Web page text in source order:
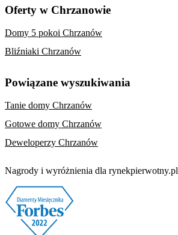
Oferty w Chrzanowie
Domy 5 pokoi Chrzanów
Bliźniaki Chrzanów
Powiązane wyszukiwania
Tanie domy Chrzanów
Gotowe domy Chrzanów
Deweloperzy Chrzanów
Nagrody i wyróżnienia dla rynekpierwotny.pl